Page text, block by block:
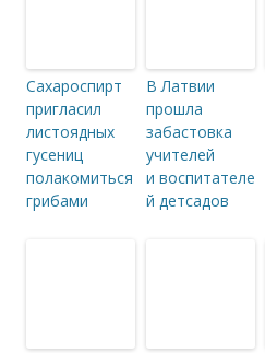
Сахароспирт
пригласил
листоядных
гусениц
полакомиться
грибами
В Латвии
прошла
забастовка
учителей
и воспитателе
й детсадов